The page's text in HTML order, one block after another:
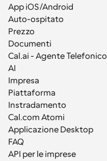
App iOS/Android
Auto-ospitato
Prezzo
Documenti
Cal.ai - Agente Telefonico
AI
Impresa
Piattaforma
Instradamento
Cal.com Atomi
Applicazione Desktop
FAQ
API per le imprese